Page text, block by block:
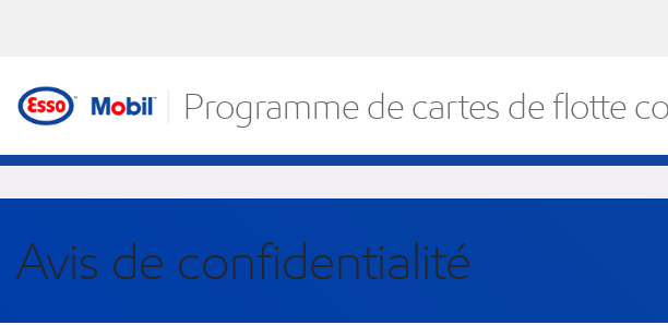
Programme de cartes de flotte
Avis de confidentialité